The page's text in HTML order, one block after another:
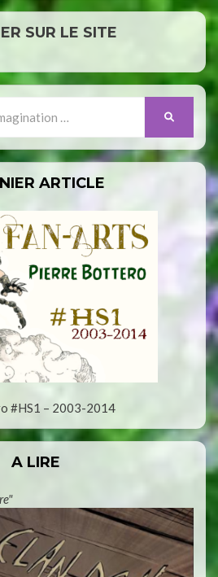
SUR LE SITE
SEARCH
ARTICLE
#HS1 – 2003-2014
A LIRE